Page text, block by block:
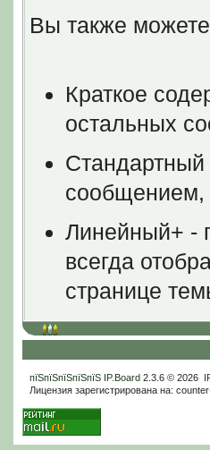
Вы также
Краткое
остальных
сообщением,
Линейный+ -
всегда
странице
пїЅпїЅпїЅпїЅпїЅ IP.Board2.3.6 © 2026
Лицензия зарегистрирована на: